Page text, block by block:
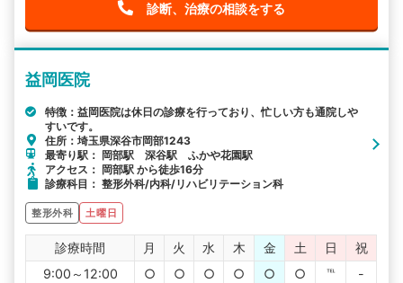
診断、治療の相談をする
益岡医院
特徴：益岡医院は休日の診療を行っており、忙しい方も通院しや
すいです。
住所：埼玉県深谷市岡部1243
最寄り駅： 岡部駅 深谷駅 ふかや花園駅
アクセス： 岡部駅 から徒歩16分
診療科目： 整形外科/内科/リハビリテーション科
整形外科 土曜日
診療時間 月 火 水 木 金 土 日
祝
9:00～12:00
○ ○ ○ ○ ○ ○ ℡
-